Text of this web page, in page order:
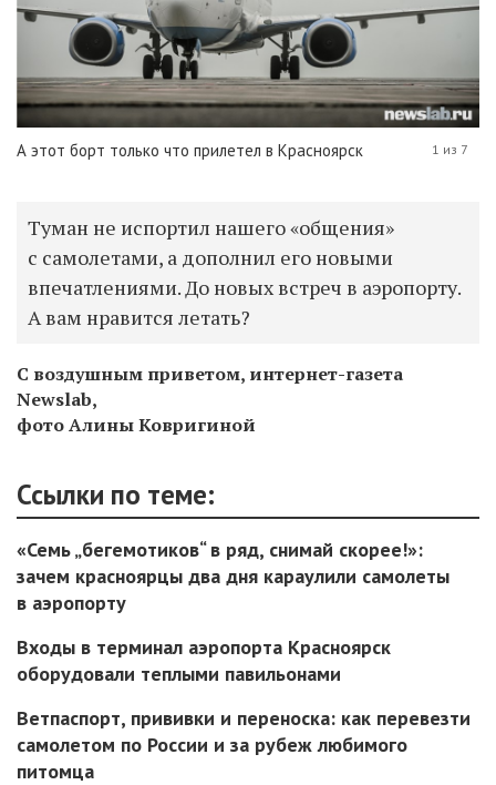
А этот борт только что прилетел в Красноярск 1 из 7
Туман не испортил нашего «общения»
с самолетами, а дополнил его новыми
впечатлениями. До новых встреч в аэропорту.
А вам нравится летать?
С воздушным приветом, интернет-газета
Newslab,
фото Алины Ковригиной
Ссылки по теме:
«Семь „бегемотиков“ в ряд, снимай скорее!»:
зачем красноярцы два дня караулили самолеты
в аэропорту
Входы в терминал аэропорта Красноярск
оборудовали теплыми павильонами
Ветпаспорт, прививки и переноска: как перевезти
самолетом по России и за рубеж любимого
питомца